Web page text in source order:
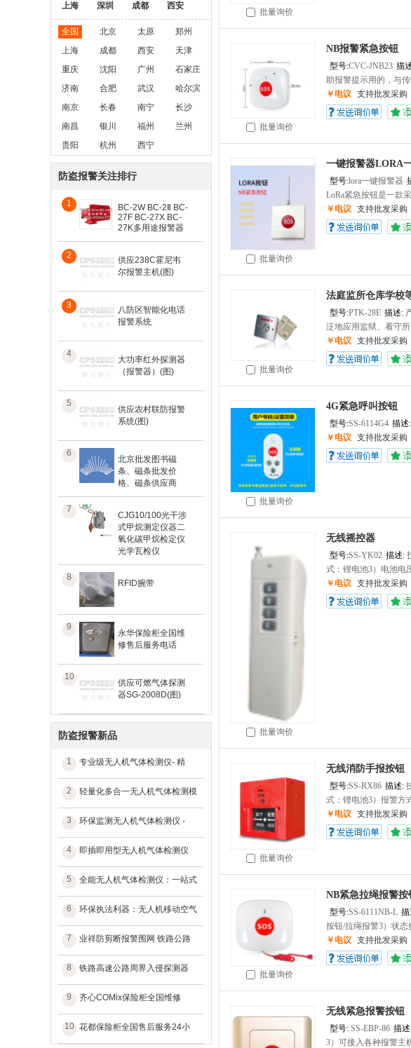
上海 深圳 成都 西安
全国 北京 太原
郑州
上海
成都 西安
天津
重庆
沈阳 广州
石家庄
济南
合肥 武汉
哈尔滨
南京
长春 南宁
长沙
南昌
银川 福州
兰州
贵阳
杭州 西宁
防盗报警关注排行
1
BC-2W BC-2Ⅱ BC-
27F BC-27X BC-
27K多用途报警器
2
供应238C霍尼韦
尔报警主机(图)
3
八防区智能化电话
报警系统
4
大功率红外探测器
（报警器）(图)
5
供应农村联防报警
系统(图)
6
北京批发图书磁
条、磁条批发价
格、磁条供应商
7
CJG10/100光干涉
式甲烷测定仪器二
氧化碳甲烷检定仪
光学瓦检仪
8
RFID腕带
9
永华保险柜全国维
修售后服务电话
10
供应可燃气体探测
器SG-2008D(图)
防盗报警新品
1 专业级无人机气体检测仪- 精
2 轻量化多合一无人机气体检测模
3 环保监测无人机气体检测仪 -
4 即插即用型无人机气体检测仪
5 全能无人机气体检测仪：一站式
6 环保执法利器：无人机移动空气
7 业祥防剪断报警围网 铁路公路
8 铁路高速公路周界入侵探测器
9 齐心COMix保险柜全国维修
10 花都保险柜全国售后服务24小
批量询价
批量询价
NB报警紧急按钮
型号:CVC-JNB23 描
助报警提示用的，与
￥电议 支持批发采购
批量询价
一键报警器LORA
型号:lora一键报警器
LoRa紧急按钮是一款
￥电议 支持批发采购
批量询价
法庭监所仓库学校
型号:PTK-28E 描述:
泛地应用监狱、看守
￥电议 支持批发采购
批量询价
4G紧急呼叫按钮
型号:SS-6114G4 描述:
￥电议 支持批发采购
批量询价
无线摇控器
型号:SS-YK02 描述:
式：锂电池3）电池电
￥电议 支持批发采购
批量询价
无线消防手报按钮
型号:SS-RX86 描述:
式：锂电池3）报警方
￥电议 支持批发采购
批量询价
NB紧急拉绳报警按
型号:SS-6111NB-L 描
按钮/拉绳报警3）状态
￥电议 支持批发采购
无线紧急报警按钮
型号: SS-EBP-86 描
3）可接入各种报警主